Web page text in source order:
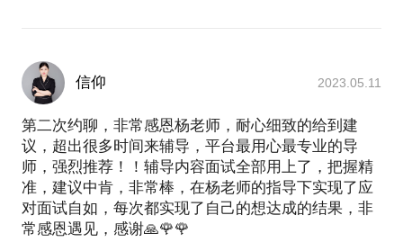
信仰 2023.05.11
第二次约聊，非常感恩杨老师，耐心细致的给到建
议，超出很多时间来辅导，平台最用心最专业的导
师，强烈推荐！！辅导内容面试全部用上了，把握精
准，建议中肯，非常棒，在杨老师的指导下实现了应
对面试自如，每次都实现了自己的想达成的结果，非
常感恩遇见，感谢🙏🌹🌹